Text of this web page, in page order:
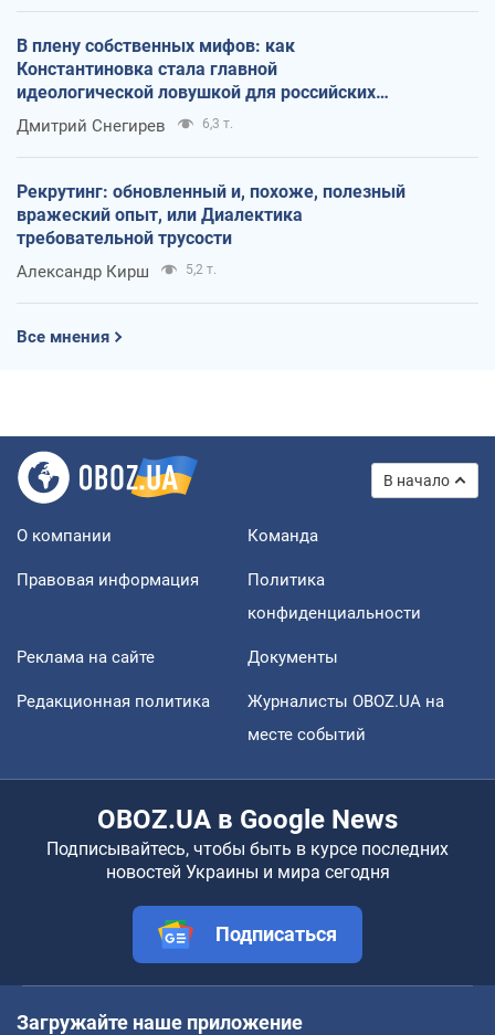
В плену собственных мифов: как
Константиновка стала главной
идеологической ловушкой для российских
оккупантов
Дмитрий Снегирев 6,3 т.
Рекрутинг: обновленный и, похоже, полезный
вражеский опыт, или Диалектика
требовательной трусости
Александр Кирш 5,2 т.
Все мнения
В начало
О компании Команда
Правовая информация
Политика
конфиденциальности
Реклама на сайте Документы
Редакционная политика
Журналисты OBOZ.UA на
месте событий
OBOZ.UA в Google News
Подписывайтесь, чтобы быть в курсе последних
новостей Украины и мира сегодня
Подписаться
Загружайте наше приложение